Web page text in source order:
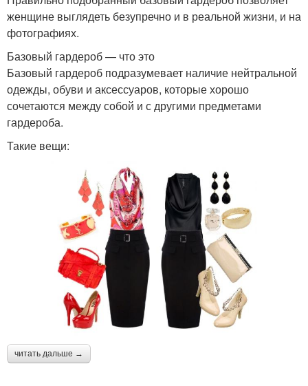
женщине выглядеть безупречно и в реальной жизни, и на
фотографиях.
Базовый гардероб — что это
Базовый гардероб подразумевает наличие нейтральной
одежды, обуви и аксессуаров, которые хорошо
сочетаются между собой и с другими предметами
гардероба.
Такие вещи:
читать дальше →